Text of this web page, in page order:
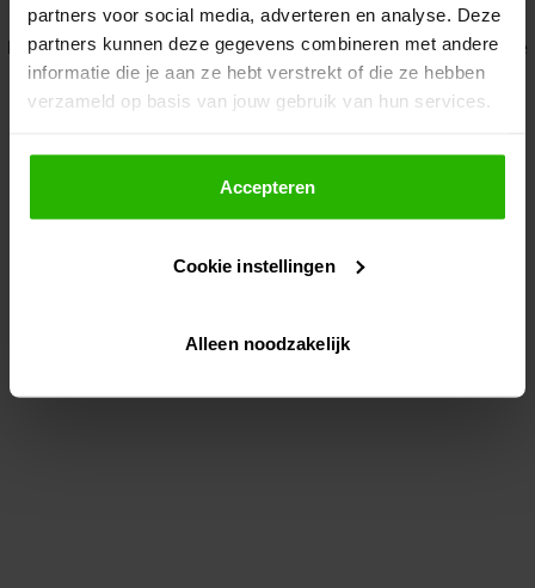
partners voor social media, adverteren en analyse. Deze
partners kunnen deze gegevens combineren met andere
informatie die je aan ze hebt verstrekt of die ze hebben
verzameld op basis van jouw gebruik van hun services.
Als je op "Accepteer" klikt, dan geef je Voordeeluitjes.nl
toestemming om cookies voor social media en
gepersonaliseerde advertenties te plaatsen.
Lees hier meer over in onsprivacybeleid
Via "Cookie instellingen" kun je ook zelf instellen welke
Accepteren
Cookie instellingen
Alleen noodzakelijk
Application error: a client-side exception has occurred while
loadingwww.voordeeluitjes.nl (see the browser console for more
information).